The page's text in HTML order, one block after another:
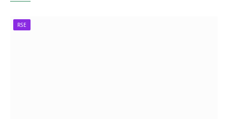
RSE